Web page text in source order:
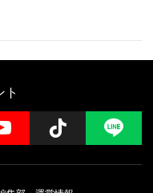
YouTube Follow